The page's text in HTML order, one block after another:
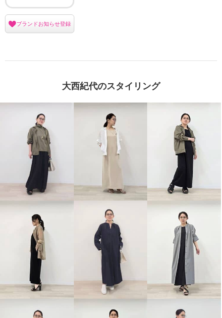
ブランドお知らせ登録
大西紀代のスタイリング